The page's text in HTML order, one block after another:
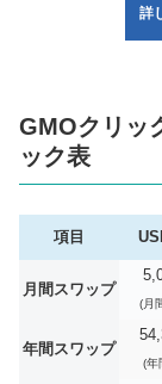
詳
GMOクリッ
ック表
項目
月間スワップ
(月
年間スワップ
(年